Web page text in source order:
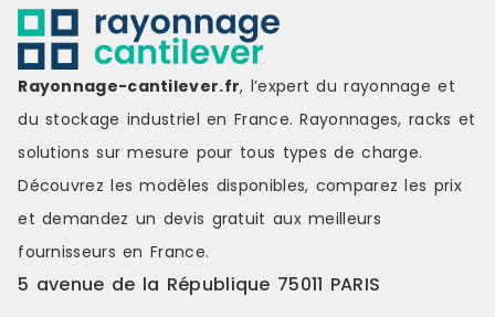
parfaite les supports de
présentation des 2 éléments (de
départ + suivant), vous ouvrant la
voie à la création de symétries
visuelles saisissantes, de jeux de
couleurs s'étendant sur une belle
longueur de linéaire, ou encore de
variations de hauteurs d'exposition
pour réaliser des mises en scène
distinctes et attrayantes. Le pas de
50mm vous offre une véritable
liberté d'utilisation. Veuillez noter
que cet élément suivant ne peut
pas être utilisé de manière
voie à la
visuelles
couleurs
longueur
variations
pour
Rayonnage-cantilever.fr, l’expert du rayonnage et
du stockage industriel en France. Rayonnages, racks et
solutions sur mesure pour tous types de charge.
Découvrez les modèles disponibles, comparez les prix
et demandez un devis gratuit aux meilleurs
fournisseurs en France.
5 avenue de la République 75011 PARIS